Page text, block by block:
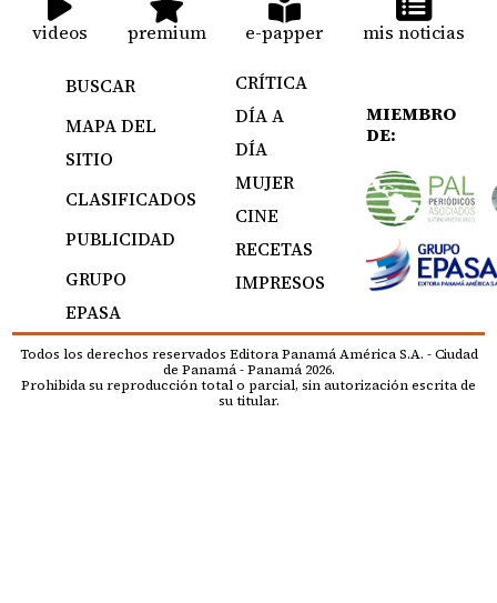
videos premium e-papper mis noticias
BUSCAR
MAPA DEL
SITIO
CLASIFICADOS
PUBLICIDAD
GRUPO
EPASA
CRÍTICA
DÍA A
DÍA
MUJER
CINE
RECETAS
IMPRESOS
MIEMBRO
DE:
Todos los derechos reservados Editora Panamá América S.A. - Ciudad
de Panamá - Panamá 2026.
Prohibida su reproducción total o parcial, sin autorización escrita de
su titular.